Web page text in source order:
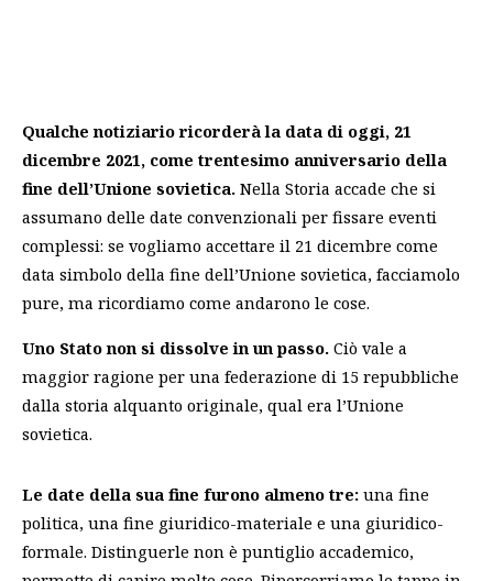
Qualche notiziario ricorderà la data di oggi, 21
dicembre 2021, come trentesimo anniversario della
fine dell’Unione sovietica. Nella Storia accade che si
assumano delle date convenzionali per fissare eventi
complessi: se vogliamo accettare il 21 dicembre come
data simbolo della fine dell’Unione sovietica, facciamolo
pure, ma ricordiamo come andarono le cose.
Uno Stato non si dissolve in un passo. Ciò vale a
maggior ragione per una federazione di 15 repubbliche
dalla storia alquanto originale, qual era l’Unione
sovietica.
Le date della sua fine furono almeno tre: una fine
politica, una fine giuridico-materiale e una giuridico-
formale. Distinguerle non è puntiglio accademico,